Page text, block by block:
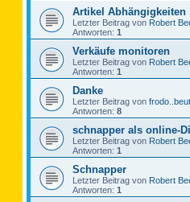
Artikel Abhängigkeiten
Letzter Beitrag von Robert
Antworten: 1
Verkäufe monitoren
Letzter Beitrag von Robert
Antworten: 1
Danke
Letzter Beitrag von
Antworten: 8
schnapper als online-
Letzter Beitrag von Robert
Antworten: 1
Schnapper
Letzter Beitrag von Robert
Antworten: 1